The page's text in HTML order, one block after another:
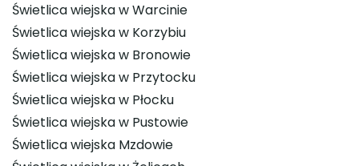
Świetlica wiejska w Warcinie
Świetlica wiejska w Korzybiu
Świetlica wiejska w Bronowie
Świetlica wiejska w Przytocku
Świetlica wiejska w Płocku
Świetlica wiejska w Pustowie
Świetlica wiejska Mzdowie